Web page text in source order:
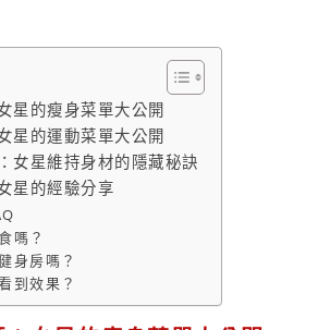
星的瘦身菜單大公開
星的運動菜單大公開
女星維持身材的隱藏秘訣
星的經驗分享
嗎？
身房嗎？
到效果？